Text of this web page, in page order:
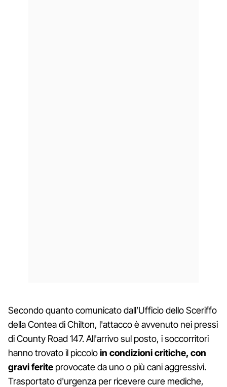
Secondo quanto comunicato dall’Ufficio dello Sceriffo
della Contea di Chilton, l'attacco è avvenuto nei pressi
di County Road 147. All'arrivo sul posto, i soccorritori
hanno trovato il piccoloin condizioni critiche, con
gravi ferite provocate da uno o più cani aggressivi.
Trasportato d'urgenza per ricevere cure mediche,